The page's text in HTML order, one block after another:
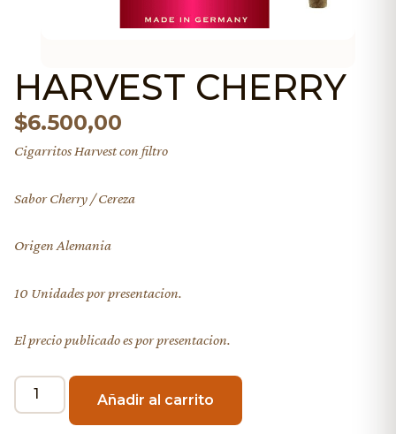
HARVEST CHERRY
$6.500,00
Cigarritos Harvest con filtro
Sabor Cherry / Cereza
Origen Alemania
10 Unidades por presentacion.
El precio publicado es por presentacion.
Añadir al carrito